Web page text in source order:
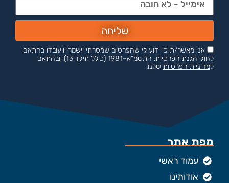
אני מאשר/ת כי ידוע לי שהפרטים שמסרתי יישמרו ויעובדו בהתאם
לחוק הגנת הפרטיות, התשמ"א–1981 (כולל תיקון 13), ובהתאם
למדיניות הפרטיות שלנו.
שליחה
מפת אתר
עמוד ראשי
אודותינו